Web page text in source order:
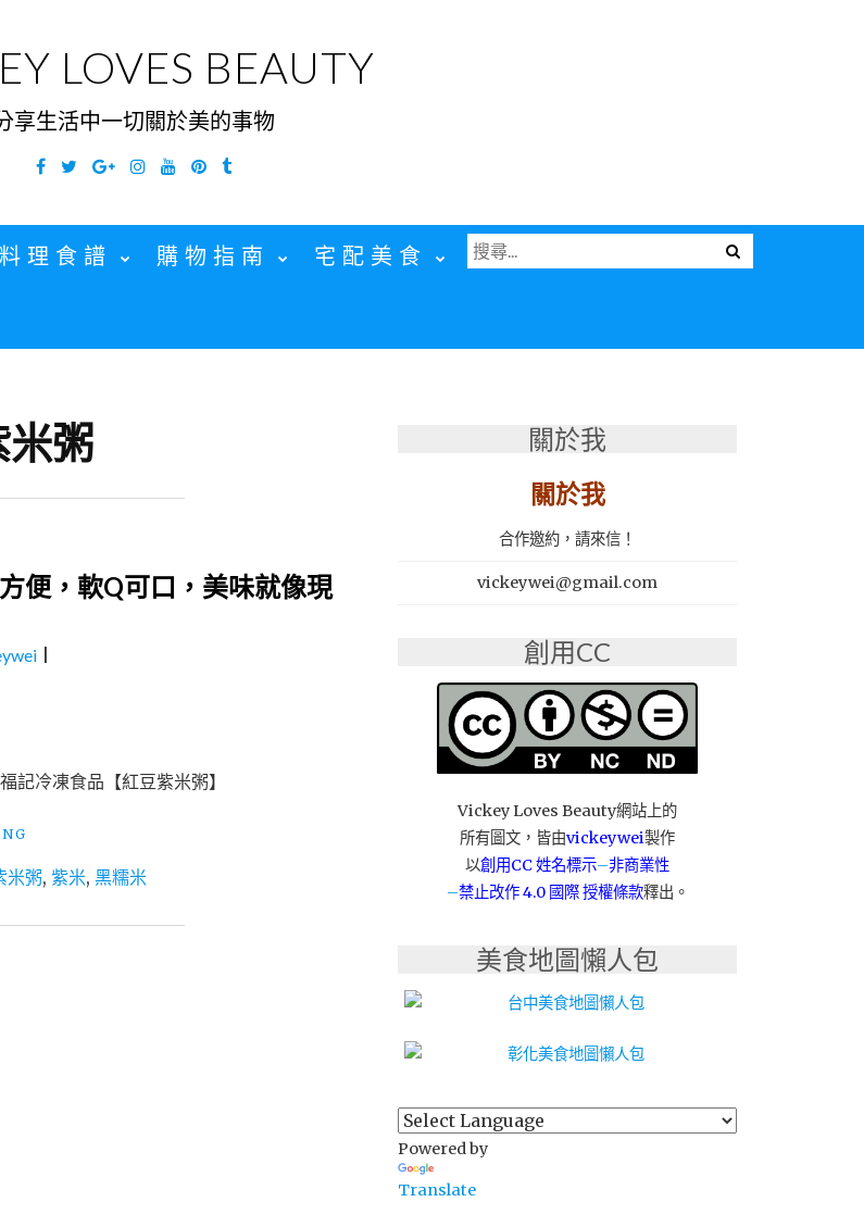
LOVES BEAUTY
享生活中一切關於美的事物
Facebook
TwitterGoogleInstagramYouTubePinterest
Tumblr
料理食譜 購物指南 宅配美食
Menu
搜
尋
米粥
便，軟Q可口，美味就像現
記冷凍食品【紅豆紫米粥】
冷
食
米粥, 紫米, 黑糯米
關於我
關於我
合作邀約，請來信！
vickeywei@gmail.com
創用CC
Vickey Loves Beauty網站上的
所有圖文，皆由vickeywei製作
以創用CC 姓名標示–非商業性
–禁止改作4.0 國際 授權條款釋出。
美食地圖懶人包
Powered by
Translate